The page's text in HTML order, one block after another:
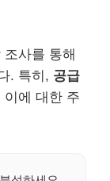
사를 통해
. 특히, 공급
이에 대한 주